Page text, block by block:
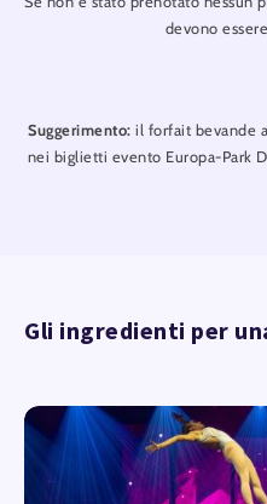
devono
Suggerimento: il forfait bevande
nei biglietti evento Europa-Park
Gli ingredienti per